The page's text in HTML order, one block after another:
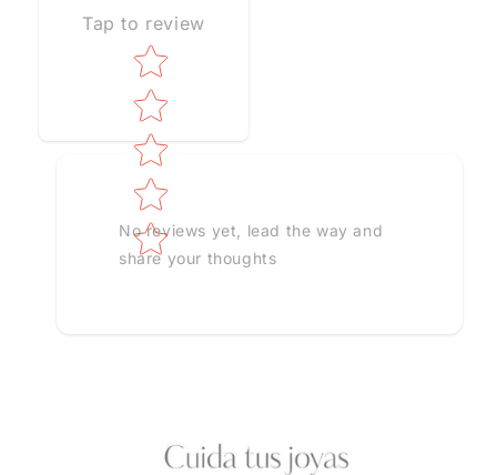
Tap to review
Star rating
No reviews yet, lead the way and
share your thoughts